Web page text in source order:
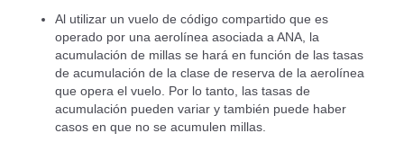
Al utilizar un vuelo de código compartido que es
operado por una aerolínea asociada a ANA, la
acumulación de millas se hará en función de las tasas
de acumulación de la clase de reserva de la aerolínea
que opera el vuelo. Por lo tanto, las tasas de
acumulación pueden variar y también puede haber
casos en que no se acumulen millas.